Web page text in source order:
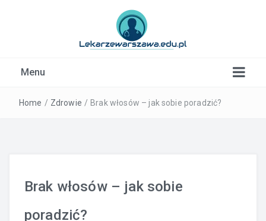
Menu
Home / Zdrowie / Brak włosów – jak sobie poradzić?
Brak włosów – jak sobie
poradzić?